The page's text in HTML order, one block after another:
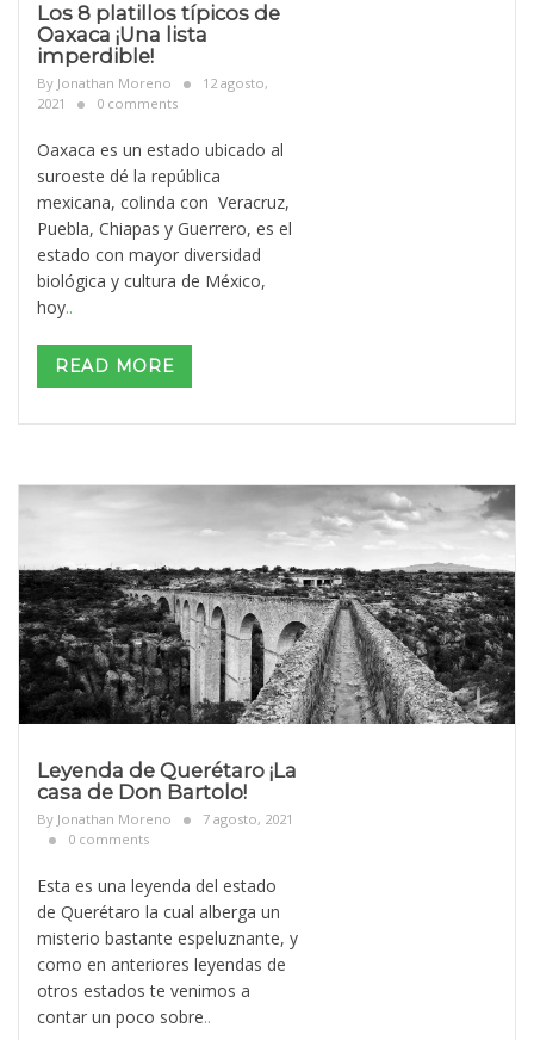
Los 8 platillos típicos de
Oaxaca ¡Una lista
imperdible!
By Jonathan Moreno
12 agosto,
2021
0 comments
Oaxaca es un estado ubicado al
suroeste dé la república
mexicana, colinda con Veracruz,
Puebla, Chiapas y Guerrero, es el
estado con mayor diversidad
biológica y cultura de México,
hoy..
READ MORE
Leyenda de Querétaro ¡La
casa de Don Bartolo!
By Jonathan Moreno
7 agosto, 2021
0 comments
Esta es una leyenda del estado
de Querétaro la cual alberga un
misterio bastante espeluznante, y
como en anteriores leyendas de
otros estados te venimos a
contar un poco sobre..